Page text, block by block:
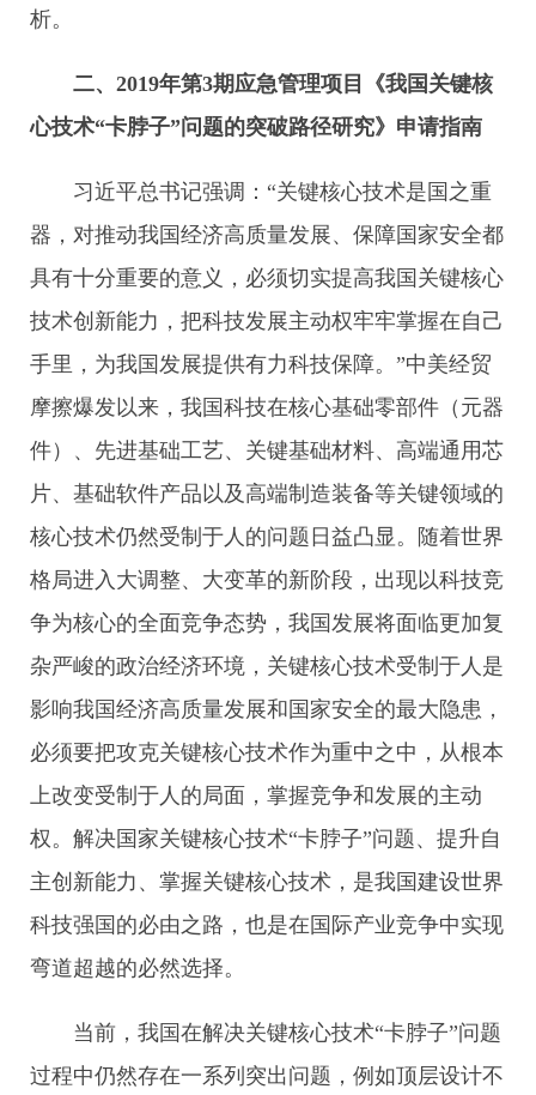
析。
二、2019年第3期应急管理项目《我国关键核
心技术“卡脖子”问题的突破路径研究》申请指南
习近平总书记强调：“关键核心技术是国之重
器，对推动我国经济高质量发展、保障国家安全都
具有十分重要的意义，必须切实提高我国关键核心
技术创新能力，把科技发展主动权牢牢掌握在自己
手里，为我国发展提供有力科技保障。”中美经贸
摩擦爆发以来，我国科技在核心基础零部件（元器
件）、先进基础工艺、关键基础材料、高端通用芯
片、基础软件产品以及高端制造装备等关键领域的
核心技术仍然受制于人的问题日益凸显。随着世界
格局进入大调整、大变革的新阶段，出现以科技竞
争为核心的全面竞争态势，我国发展将面临更加复
杂严峻的政治经济环境，关键核心技术受制于人是
影响我国经济高质量发展和国家安全的最大隐患，
必须要把攻克关键核心技术作为重中之中，从根本
上改变受制于人的局面，掌握竞争和发展的主动
权。解决国家关键核心技术“卡脖子”问题、提升自
主创新能力、掌握关键核心技术，是我国建设世界
科技强国的必由之路，也是在国际产业竞争中实现
弯道超越的必然选择。
当前，我国在解决关键核心技术“卡脖子”问题
过程中仍然存在一系列突出问题，例如顶层设计不